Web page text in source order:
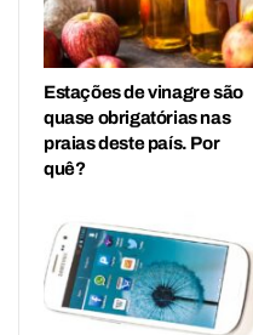
Estações de vinagre são
quase obrigatórias nas
praias deste país. Por
quê?